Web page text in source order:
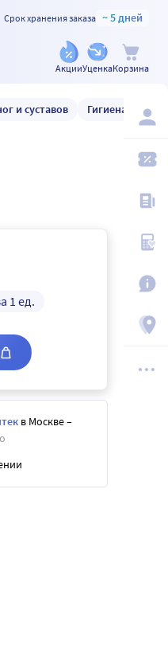
Срок хранения заказа ~ 5 дней
АкцииУценкаКорзина
и суставов Гигиена и уход
1 ед.
в Москве–